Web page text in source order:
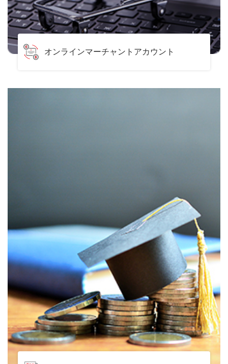
オンラインマーチャントアカウント